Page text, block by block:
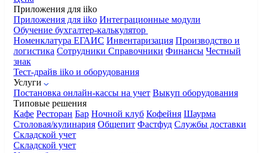
Приложения для iiko
Приложения для iiko Интеграционные модули
Обучение бухгалтер-калькулятор
Номенклатура ЕГАИС Инвентаризация Производство и
логистика Сотрудники Справочники Финансы Честный
знак
Тест-драйв iiko и оборудования
Услуги
Постановка онлайн-кассы на учет Выкуп оборудования
Типовые решения
Кафе Ресторан Бар Ночной клуб Кофейня Шаурма
Столовая/кулинария Общепит Фастфуд Службы доставки
Складской учет
Складской учет